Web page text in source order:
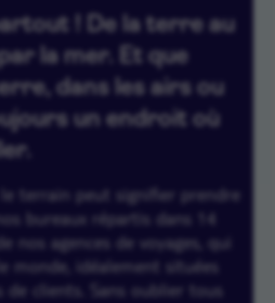
! De la terre au
la mer. Et que
dans les airs ou
un endroit où
le terrain peut signifier prendre
bureaux répartis dans 14
nos agences de voyages, qui
monde, idéalement situées
clients. Sans oublier tous